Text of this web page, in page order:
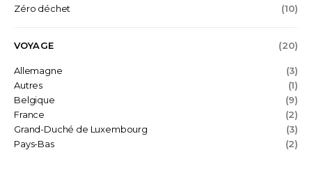
Zéro déchet
(10)
VOYAGE (20)
Allemagne
(3)
Autres
(1)
Belgique
(9)
France
(2)
Grand-Duché de Luxembourg
(3)
Pays-Bas
(2)